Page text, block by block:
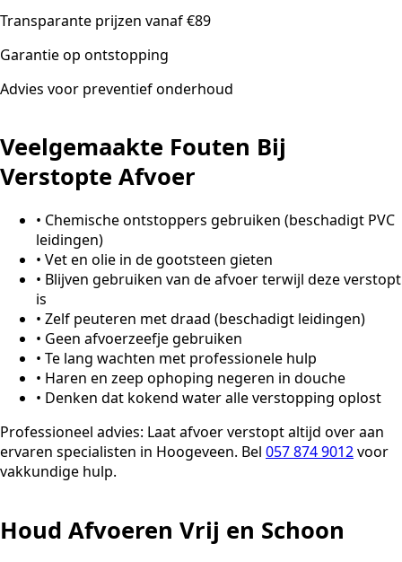
Transparante prijzen vanaf €89
Garantie op ontstopping
Advies voor preventief onderhoud
Veelgemaakte Fouten Bij
Verstopte Afvoer
• Chemische ontstoppers gebruiken (beschadigt PVC
leidingen)
• Vet en olie in de gootsteen gieten
• Blijven gebruiken van de afvoer terwijl deze verstopt
is
• Zelf peuteren met draad (beschadigt leidingen)
• Geen afvoerzeefje gebruiken
• Te lang wachten met professionele hulp
• Haren en zeep ophoping negeren in douche
• Denken dat kokend water alle verstopping oplost
Professioneel advies: Laat afvoer verstopt altijd over aan
ervaren specialisten in Hoogeveen. Bel 057 874 9012voor
vakkundige hulp.
Houd Afvoeren Vrij en Schoon